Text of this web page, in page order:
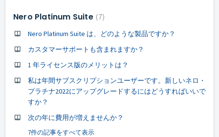
Nero Platinum Suite 7
Nero Platinum Suite は、どのような製品ですか？
カスタマーサポートも含まれますか？
1 年ライセンス版のメリットは？
私は年間サブスクリプションユーザーです。新しいネロ・
プラチナ2022にアップグレードするにはどうすればいいで
すか？
次の年に費用が増えませんか？
7件の記事をすべて表示